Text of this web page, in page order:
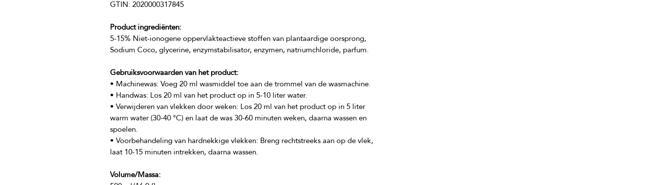
Product ingrediënten:
5-15% Niet-ionogene oppervlakteactieve stoffen van plantaardige oorsprong,
Gebruiksvoorwaarden van het product:
• Verwijderen van vlekken door weken: Los 20 ml van het product op in 5 liter
warm water (30-40 °C) en laat de was 30-60 minuten weken, daarna wassen en
• Voorbehandeling van hardnekkige vlekken: Breng rechtstreeks aan op de vlek,
Volume/Massa: